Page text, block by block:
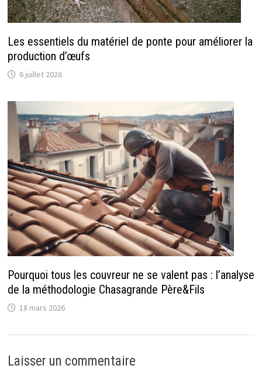
Les essentiels du matériel de ponte pour améliorer la
production d’œufs
6 juillet 2026
Pourquoi tous les couvreur ne se valent pas : l’analyse
de la méthodologie Chasagrande Père&Fils
18 mars 2026
Laisser un commentaire